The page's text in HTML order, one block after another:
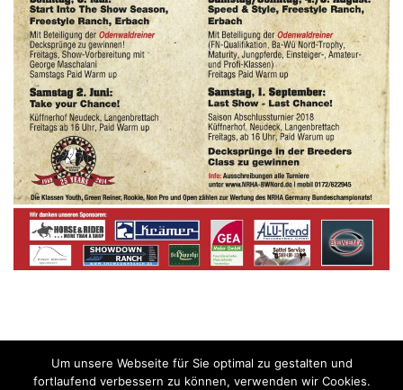
Um unsere Webseite für Sie optimal zu gestalten und
fortlaufend verbessern zu können, verwenden wir Cookies.